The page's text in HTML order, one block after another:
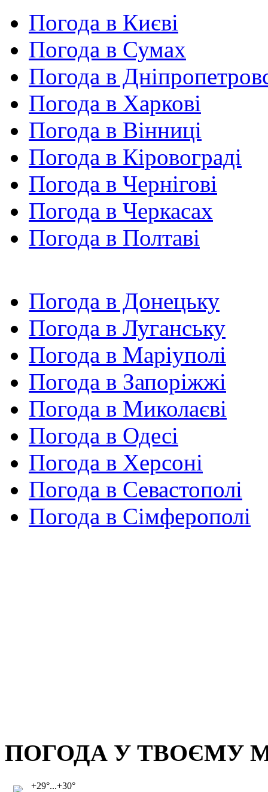
Погода в Києві
Погода в Сумах
Погода в
Погода в Харкові
Погода в Вінниці
Погода в Кіровограді
Погода в Чернігові
Погода в Черкасах
Погода в Полтаві
Погода в Донецьку
Погода в Луганську
Погода в Маріуполі
Погода в Запоріжжі
Погода в Миколаєві
Погода в Одесі
Погода в Херсоні
Погода в Севастополі
Погода в Сімферополі
ПОГОДА У ТВОЄМУ
+29°...+30°